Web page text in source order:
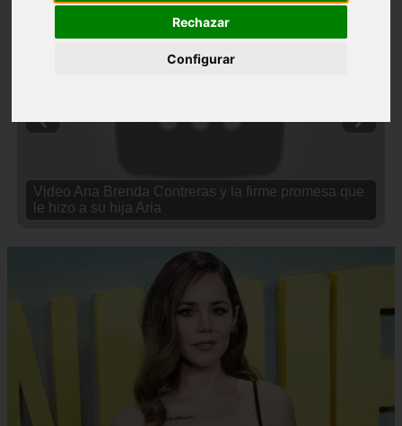
Rechazar
Configurar
Video Ana Brenda Contreras y la firme promesa que
le hizo a su hija Aria